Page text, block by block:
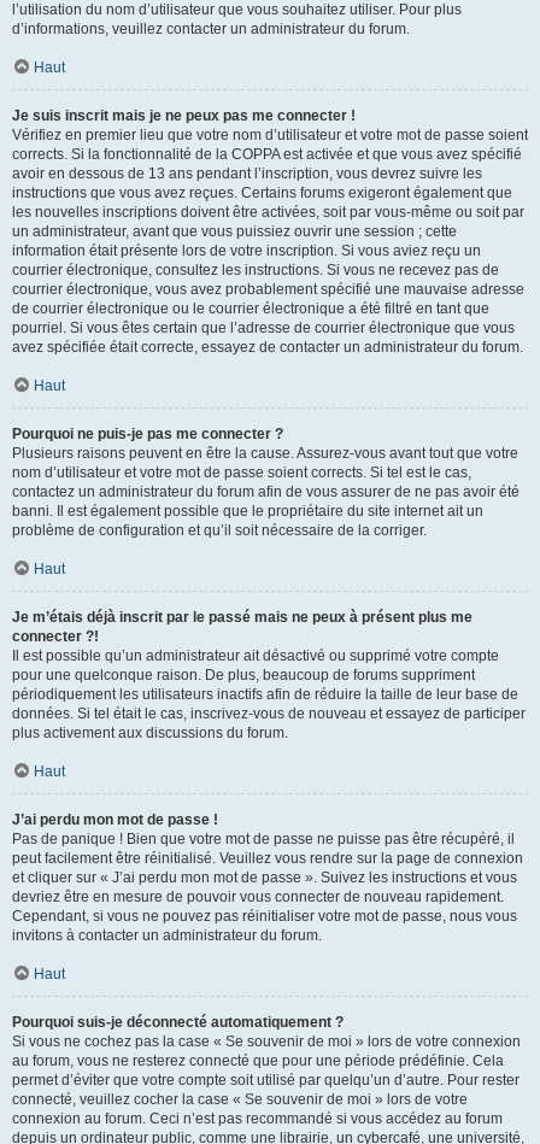
l’utilisation du nom d’utilisateur que vous souhaitez utiliser. Pour plus
d’informations, veuillez contacter un administrateur du forum.
Haut
Je suis inscrit mais je ne peux pas me connecter !
Vérifiez en premier lieu que votre nom d’utilisateur et votre mot de passe soient
corrects. Si la fonctionnalité de la COPPA est activée et que vous avez spécifié
avoir en dessous de 13 ans pendant l’inscription, vous devrez suivre les
instructions que vous avez reçues. Certains forums exigeront également que
les nouvelles inscriptions doivent être activées, soit par vous-même ou soit par
un administrateur, avant que vous puissiez ouvrir une session ; cette
information était présente lors de votre inscription. Si vous aviez reçu un
courrier électronique, consultez les instructions. Si vous ne recevez pas de
courrier électronique, vous avez probablement spécifié une mauvaise adresse
de courrier électronique ou le courrier électronique a été filtré en tant que
pourriel. Si vous êtes certain que l’adresse de courrier électronique que vous
avez spécifiée était correcte, essayez de contacter un administrateur du forum.
Haut
Pourquoi ne puis-je pas me connecter ?
Plusieurs raisons peuvent en être la cause. Assurez-vous avant tout que votre
nom d’utilisateur et votre mot de passe soient corrects. Si tel est le cas,
contactez un administrateur du forum afin de vous assurer de ne pas avoir été
banni. Il est également possible que le propriétaire du site internet ait un
problème de configuration et qu’il soit nécessaire de la corriger.
Haut
Je m’étais déjà inscrit par le passé mais ne peux à présent plus me
connecter ?!
Il est possible qu’un administrateur ait désactivé ou supprimé votre compte
pour une quelconque raison. De plus, beaucoup de forums suppriment
périodiquement les utilisateurs inactifs afin de réduire la taille de leur base de
données. Si tel était le cas, inscrivez-vous de nouveau et essayez de participer
plus activement aux discussions du forum.
Haut
J’ai perdu mon mot de passe !
Pas de panique ! Bien que votre mot de passe ne puisse pas être récupéré, il
peut facilement être réinitialisé. Veuillez vous rendre sur la page de connexion
et cliquer sur « J’ai perdu mon mot de passe ». Suivez les instructions et vous
devriez être en mesure de pouvoir vous connecter de nouveau rapidement.
Cependant, si vous ne pouvez pas réinitialiser votre mot de passe, nous vous
invitons à contacter un administrateur du forum.
Haut
Pourquoi suis-je déconnecté automatiquement ?
Si vous ne cochez pas la case « Se souvenir de moi » lors de votre connexion
au forum, vous ne resterez connecté que pour une période prédéfinie. Cela
permet d’éviter que votre compte soit utilisé par quelqu’un d’autre. Pour rester
connecté, veuillez cocher la case « Se souvenir de moi » lors de votre
connexion au forum. Ceci n’est pas recommandé si vous accédez au forum
depuis un ordinateur public, comme une librairie, un cybercafé, une université,